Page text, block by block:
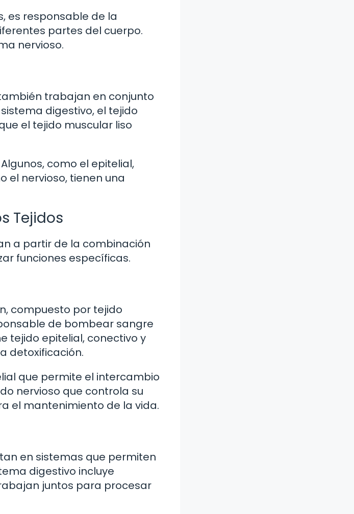
es responsable de la
partes del cuerpo.
nervioso.
trabajan en conjunto
digestivo, el tejido
el tejido muscular liso
como el epitelial,
el nervioso, tienen una
Tejidos
a partir de la combinación
funciones específicas.
compuesto por tejido
de bombear sangre
tejido epitelial, conectivo y
detoxificación.
que permite el intercambio
nervioso que controla su
el mantenimiento de la vida.
en sistemas que permiten
digestivo incluye
juntos para procesar